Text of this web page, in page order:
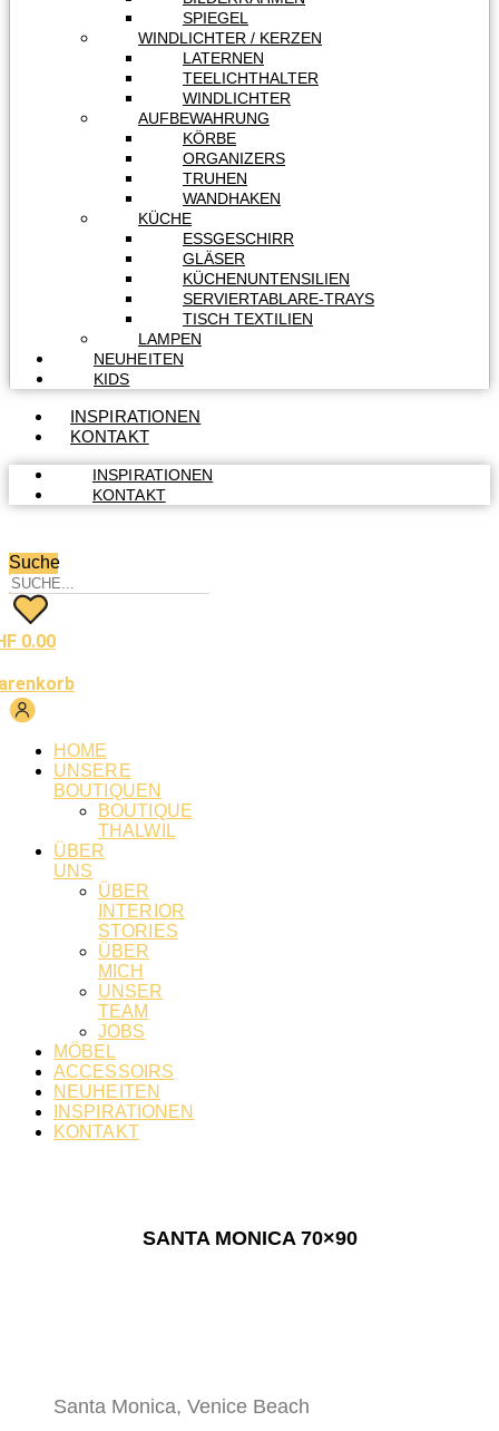
SPIEGEL
WINDLICHTER / KERZEN
LATERNEN
TEELICHTHALTER
WINDLICHTER
AUFBEWAHRUNG
KÖRBE
ORGANIZERS
TRUHEN
WANDHAKEN
KÜCHE
ESSGESCHIRR
GLÄSER
KÜCHENUNTENSILIEN
SERVIERTABLARE-TRAYS
TISCH TEXTILIEN
LAMPEN
NEUHEITEN
KIDS
INSPIRATIONEN
KONTAKT
INSPIRATIONEN
KONTAKT
Suche
0.00
HOME
UNSERE
BOUTIQUEN
BOUTIQUE
THALWIL
ÜBER
UNS
ÜBER
INTERIOR
STORIES
ÜBER
MICH
UNSER
TEAM
JOBS
MÖBEL
ACCESSOIRS
NEUHEITEN
INSPIRATIONEN
KONTAKT
SANTA MONICA 70×90
Santa Monica, Venice Beach